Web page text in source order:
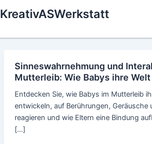
to
KreativASWerkstatt
Sinneswahrnehmung und
Mutterleib: Wie Babys ihre
Entdecken Sie, wie Babys im Mutterleib
entwickeln, auf Berührungen, Geräusche
reagieren und wie Eltern eine Bindung
[…]